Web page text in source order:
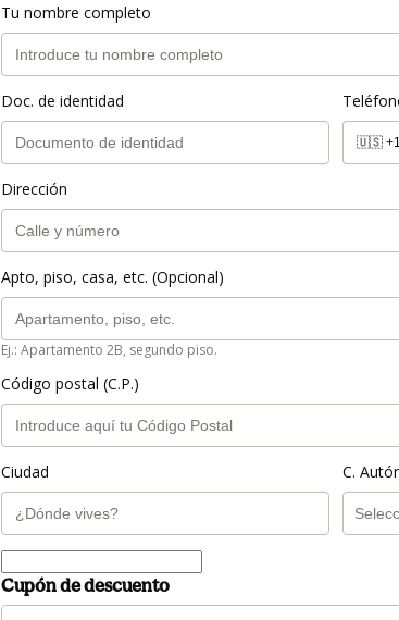
Tu nombre completo
Doc. de identidad
🇺🇸 +1
Dirección
Apto, piso, casa, etc. (Opcional)
Ej.: Apartamento 2B, segundo piso.
Código postal (C.P.)
Ciudad C.
Cupón de descuento